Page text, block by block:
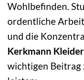
Wohlbefinden.
ordentliche
und die
Kerkmann
wichtigen Beitrag